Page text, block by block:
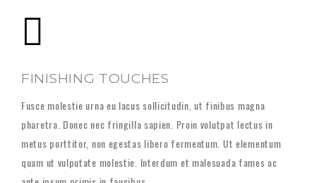
FINISHING TOUCHES
Fusce molestie urna eu lacus sollicitudin, ut finibus magna
pharetra. Donec nec fringilla sapien. Proin volutpat lectus in
metus porttitor, non egestas libero fermentum. Ut elementum
quam ut vulputate molestie. Interdum et malesuada fames ac